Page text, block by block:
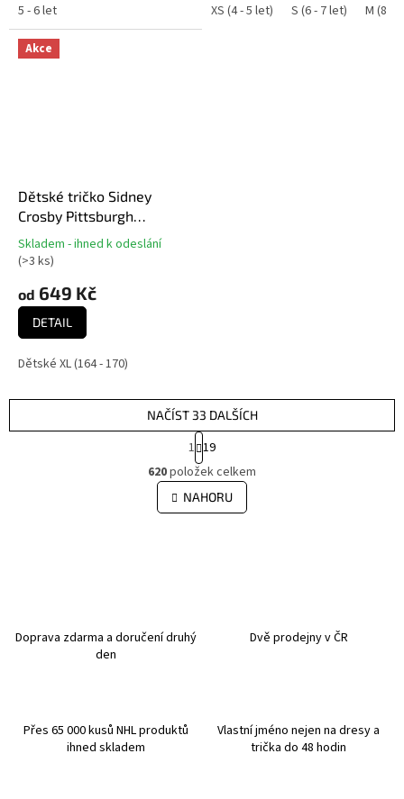
5 - 6 let XS (4 - 5 let) S (6 - 7 let) M (8 -
Akce
Dětské tričko Sidney
Crosby Pittsburgh
Penguins NHL Flat
Captains N&N Ctn Tee
Průměrné
hodnocení
produktu
je
5,0
z
5
hvězdiček.
Skladem - ihned k odeslání
(>3 ks)
od 649 Kč
DETAIL
Dětské XL (164 - 170)
O
v
l
á
NAČÍST 33 DALŠÍCH
S
t
r
á
n
k
1 19
620položek celkem
NAHORU
Doprava zdarma a doručení druhý
den
Dvě prodejny v ČR
Přes 65 000 kusů NHL produktů
ihned skladem
Vlastní jméno nejen na dresy a
trička do 48 hodin